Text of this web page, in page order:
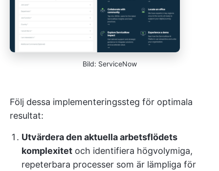
Bild: ServiceNow
Följ dessa implementeringssteg för optimala
resultat:
Utvärdera den aktuella arbetsflödets
komplexitet och identifiera högvolymiga,
repeterbara processer som är lämpliga för